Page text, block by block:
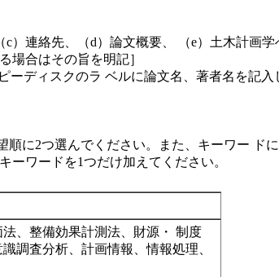
連絡先、（d）論文概要、 （e）土木計画
場合はその旨を明記］
ディスクのラ ベルに論文名、著者名を記入
に2つ選んでください。また、キーワー ド
ワードを1つだけ加えてください。
、整備効果計測法、財源・ 制度
調査分析、計画情報、情報処理、